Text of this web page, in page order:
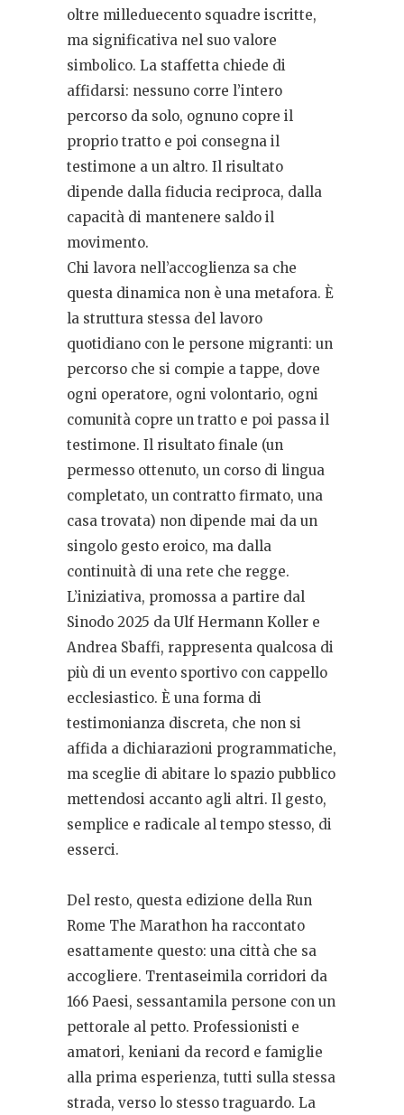
oltre milleduecento squadre iscritte,
ma significativa nel suo valore
simbolico. La staffetta chiede di
affidarsi: nessuno corre l’intero
percorso da solo, ognuno copre il
proprio tratto e poi consegna il
testimone a un altro. Il risultato
dipende dalla fiducia reciproca, dalla
capacità di mantenere saldo il
movimento.
Chi lavora nell’accoglienza sa che
questa dinamica non è una metafora. È
la struttura stessa del lavoro
quotidiano con le persone migranti: un
percorso che si compie a tappe, dove
ogni operatore, ogni volontario, ogni
comunità copre un tratto e poi passa il
testimone. Il risultato finale (un
permesso ottenuto, un corso di lingua
completato, un contratto firmato, una
casa trovata) non dipende mai da un
singolo gesto eroico, ma dalla
continuità di una rete che regge.
L’iniziativa, promossa a partire dal
Sinodo 2025 da Ulf Hermann Koller e
Andrea Sbaffi, rappresenta qualcosa di
più di un evento sportivo con cappello
ecclesiastico. È una forma di
testimonianza discreta, che non si
affida a dichiarazioni programmatiche,
ma sceglie di abitare lo spazio pubblico
mettendosi accanto agli altri. Il gesto,
semplice e radicale al tempo stesso, di
esserci.
Del resto, questa edizione della Run
Rome The Marathon ha raccontato
esattamente questo: una città che sa
accogliere. Trentaseimila corridori da
166 Paesi, sessantamila persone con un
pettorale al petto. Professionisti e
amatori, keniani da record e famiglie
alla prima esperienza, tutti sulla stessa
strada, verso lo stesso traguardo. La